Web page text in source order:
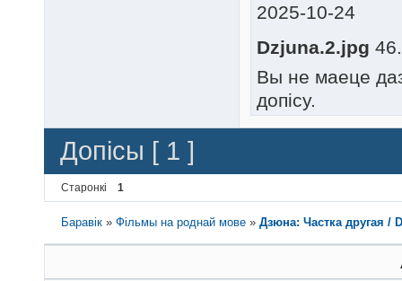
2025-10-24
Dzjuna.2.jpg
Вы не маеце
допісу.
Допісы [ 1 ]
Старонкі 1
Баравік »Фільмы на роднай мове »Дзюна: Частка другая /